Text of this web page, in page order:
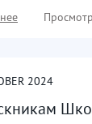
2024